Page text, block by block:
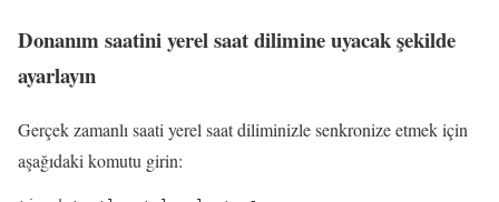
Donanım saatini yerel saat dilimine uyacak şekilde
ayarlayın
Gerçek zamanlı saati yerel saat diliminizle senkronize etmek için
aşağıdaki komutu girin: